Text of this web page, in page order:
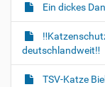
Ein dickes
deutschlandweit‼️
TSV-Katze